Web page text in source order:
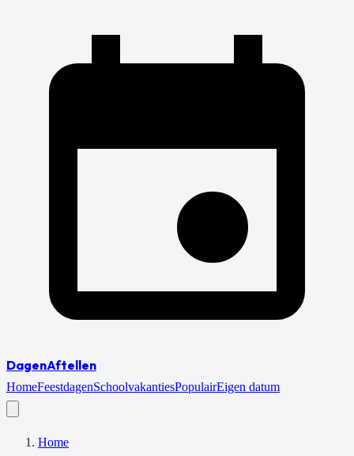
DagenAftellen
HomeFeestdagenSchoolvakantiesPopulairEigen datum
Home